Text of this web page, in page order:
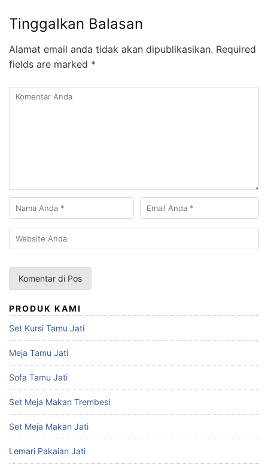
Tinggalkan Balasan
Alamat email anda tidak akan dipublikasikan. Required
fields are marked *
PRODUK KAMI
Set Kursi Tamu Jati
Meja Tamu Jati
Sofa Tamu Jati
Set Meja Makan Trembesi
Set Meja Makan Jati
Lemari Pakaian Jati